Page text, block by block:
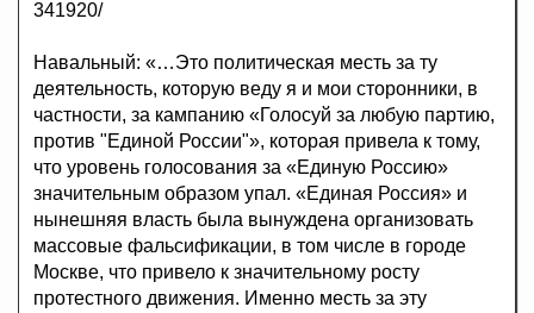
341920/
Навальный: «…Это политическая месть за ту
деятельность, которую веду я и мои сторонники, в
частности, за кампанию «Голосуй за любую партию,
против "Единой России"», которая привела к тому,
что уровень голосования за «Единую Россию»
значительным образом упал. «Единая Россия» и
нынешняя власть была вынуждена организовать
массовые фальсификации, в том числе в городе
Москве, что привело к значительному росту
протестного движения. Именно месть за эту